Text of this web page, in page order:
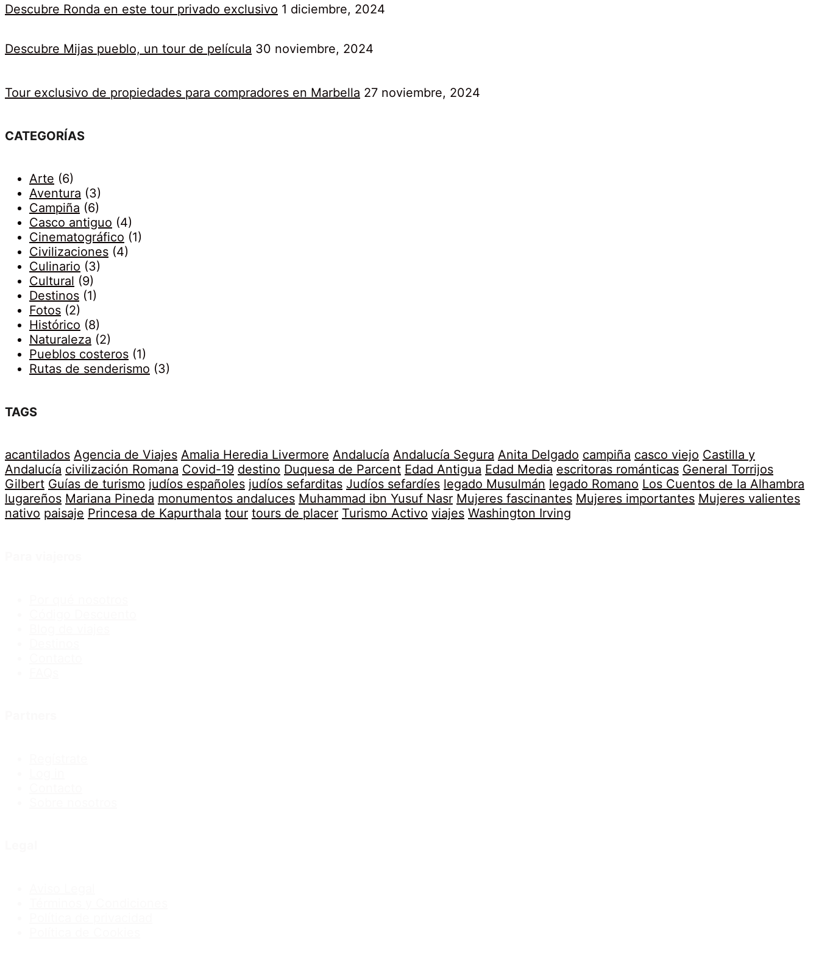
Descubre Ronda en este tour privado exclusivo 1 diciembre, 2024
Descubre Mijas pueblo, un tour de película 30 noviembre, 2024
Tour exclusivo de propiedades para compradores en Marbella 27 noviembre, 2024
CATEGORÍAS
Arte (6)
Aventura (3)
Campiña (6)
Casco antiguo (4)
Cinematográfico (1)
Civilizaciones (4)
Culinario (3)
Cultural (9)
Destinos (1)
Fotos (2)
Histórico (8)
Naturaleza (2)
Pueblos costeros (1)
Rutas de senderismo (3)
TAGS
acantilados Agencia de Viajes Amalia Heredia Livermore Andalucía Andalucía Segura Anita Delgado campiña casco viejo Castilla y
Andalucía civilización Romana Covid-19 destino Duquesa de Parcent Edad Antigua Edad Media escritoras románticas General Torrijos
Gilbert Guías de turismo judíos españoles judíos sefarditas Judíos sefardíes legado Musulmán legado Romano Los Cuentos de la Alhambra
lugareños Mariana Pineda monumentos andaluces Muhammad ibn Yusuf Nasr Mujeres fascinantes Mujeres importantes Mujeres valientes
nativo paisaje Princesa de Kapurthala tour tours de placer Turismo Activo viajes Washington Irving